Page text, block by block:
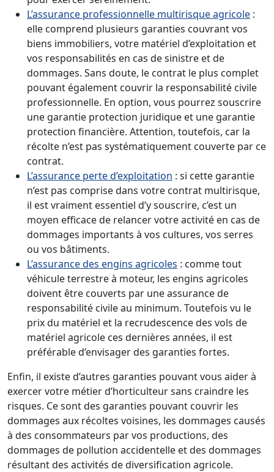
L’assurance professionnelle multirisque agricole :
elle comprend plusieurs garanties couvrant vos
biens immobiliers, votre matériel d’exploitation et
vos responsabilités en cas de sinistre et de
dommages. Sans doute, le contrat le plus complet
pouvant également couvrir la responsabilité civile
professionnelle. En option, vous pourrez souscrire
une garantie protection juridique et une garantie
protection financière. Attention, toutefois, car la
récolte n’est pas systématiquement couverte par ce
contrat.
L’assurance perte d’exploitation : si cette garantie
n’est pas comprise dans votre contrat multirisque,
il est vraiment essentiel d’y souscrire, c’est un
moyen efficace de relancer votre activité en cas de
dommages importants à vos cultures, vos serres
ou vos bâtiments.
L’assurance des engins agricoles : comme tout
véhicule terrestre à moteur, les engins agricoles
doivent être couverts par une assurance de
responsabilité civile au minimum. Toutefois vu le
prix du matériel et la recrudescence des vols de
matériel agricole ces dernières années, il est
préférable d’envisager des garanties fortes.
Enfin, il existe d’autres garanties pouvant vous aider à
exercer votre métier d’horticulteur sans craindre les
risques. Ce sont des garanties pouvant couvrir les
dommages aux récoltes voisines, les dommages causés
à des consommateurs par vos productions, des
dommages de pollution accidentelle et des dommages
résultant des activités de diversification agricole.